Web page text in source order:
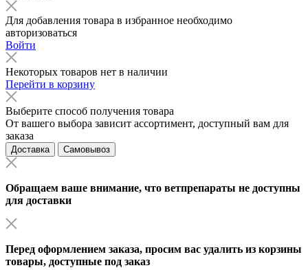
Для добавления товара в избранное необходимо
авторизоваться
Войти
Некоторых товаров нет в наличии
Перейти в корзину
Выберите способ получения товара
От вашего выбора зависит ассортимент, доступный вам для
заказа
Доставка Самовывоз
Обращаем ваше внимание, что ветпрепараты не доступны
для доставки
Перед оформлением заказа, просим вас удалить из корзины
товары, доступные под заказ